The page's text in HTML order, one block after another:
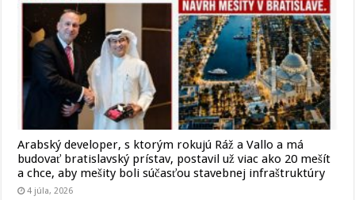
Arabský developer, s ktorým rokujú Ráž a Vallo a má
budovať bratislavský prístav, postavil už viac ako 20 mešít
a chce, aby mešity boli súčasťou stavebnej infraštruktúry
4 júla, 2026